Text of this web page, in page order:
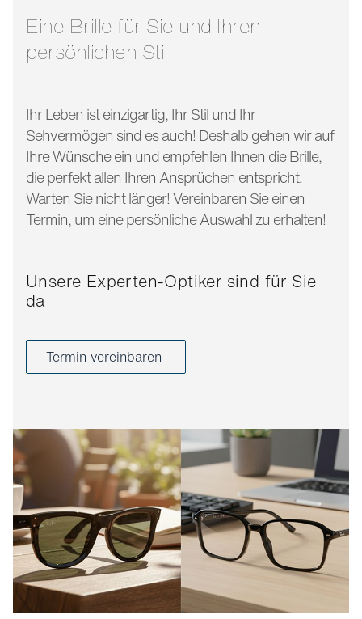
Eine Brille für Sie und Ihren
persönlichen Stil
Ihr Leben ist einzigartig, Ihr Stil und Ihr
Sehvermögen sind es auch! Deshalb gehen wir auf
Ihre Wünsche ein und empfehlen Ihnen die Brille,
die perfekt allen Ihren Ansprüchen entspricht.
Warten Sie nicht länger! Vereinbaren Sie einen
Termin, um eine persönliche Auswahl zu erhalten!
Unsere Experten-Optiker sind für Sie
da
Termin vereinbaren